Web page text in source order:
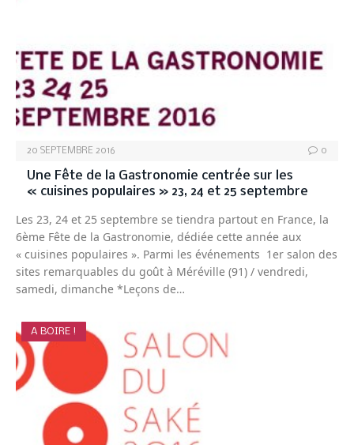
20 SEPTEMBRE 2016 0
Une Fête de la Gastronomie centrée sur les
« cuisines populaires » 23, 24 et 25 septembre
Les 23, 24 et 25 septembre se tiendra partout en France, la
6ème Fête de la Gastronomie, dédiée cette année aux
« cuisines populaires ». Parmi les événements 1er salon des
sites remarquables du goût à Méréville (91) / vendredi,
samedi, dimanche *Leçons de…
A BOIRE !